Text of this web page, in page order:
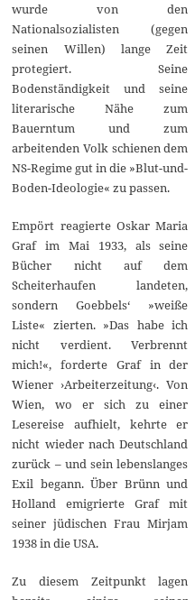
wurde von den
Nationalsozialisten (gegen
seinen Willen) lange Zeit
protegiert. Seine
Bodenständigkeit und seine
literarische Nähe zum
Bauerntum und zum
arbeitenden Volk schienen dem
NS-Regime gut in die »Blut-und-
Boden-Ideologie« zu passen.
Empört reagierte Oskar Maria
Graf im Mai 1933, als seine
Bücher nicht auf dem
Scheiterhaufen landeten,
sondern Goebbels‘ »weiße
Liste« zierten. »Das habe ich
nicht verdient. Verbrennt
mich!«, forderte Graf in der
Wiener ›Arbeiterzeitung‹. Von
Wien, wo er sich zu einer
Lesereise aufhielt, kehrte er
nicht wieder nach Deutschland
zurück – und sein lebenslanges
Exil begann. Über Brünn und
Holland emigrierte Graf mit
seiner jüdischen Frau Mirjam
1938 in die USA.
Zu diesem Zeitpunkt lagen